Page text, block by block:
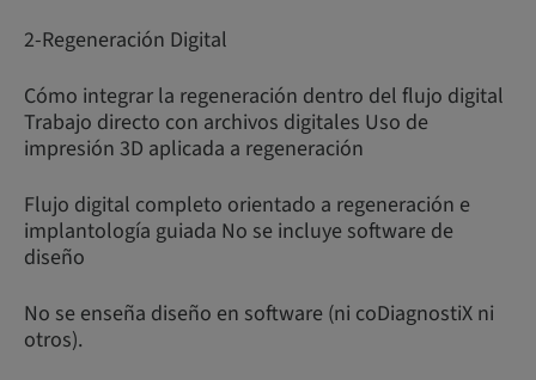
2-Regeneración Digital
Cómo integrar la regeneración dentro del flujo digital
Trabajo directo con archivos digitales Uso de
impresión 3D aplicada a regeneración
Flujo digital completo orientado a regeneración e
implantología guiada No se incluye software de
diseño
No se enseña diseño en software (ni coDiagnostiX ni
otros).